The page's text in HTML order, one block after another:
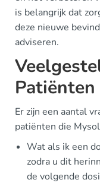
is belangrijk dat
deze nieuwe
adviseren.
Patiënten
Er zijn een aantal
patiënten die
Wat als ik een
zodra u dit
de volgende